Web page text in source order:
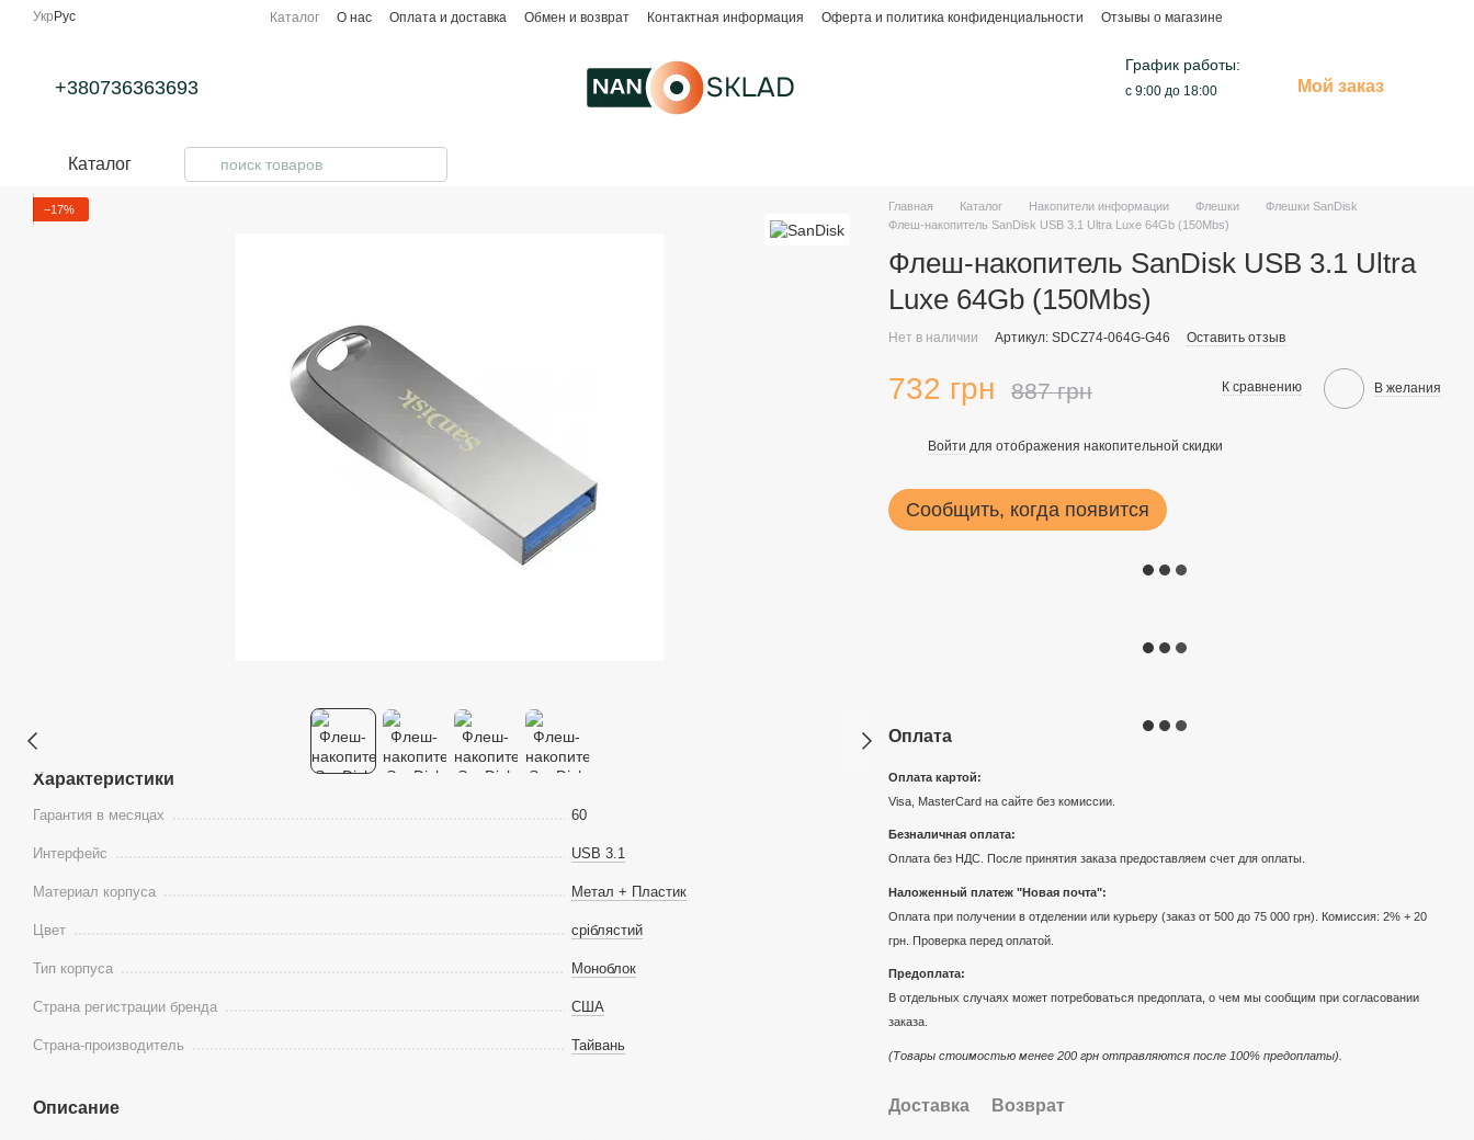
Перейти к основному контенту
Укр Рус Каталог О нас Оплата и доставка Обмен и возврат Контактная информация Оферта и политика конфиденциальности Отзывы о магазине
+380736363693
График работы:
с 9:00 до 18:00 Мой заказ
Каталог
−17%
Характеристики
Гарантия в месяцах 60
Интерфейс USB 3.1
Материал корпуса Метал + Пластик
Цвет сріблястий
Тип корпуса Моноблок
Страна регистрации бренда США
Страна-производитель Тайвань
Описание
Главная Каталог Накопители информации Флешки
Флешки SanDisk
Флеш-накопитель SanDisk USB 3.1 Ultra Luxe 64Gb (150Mbs)
Флеш-накопитель SanDisk USB 3.1 Ultra
Luxe 64Gb (150Mbs)
Нет в наличии Артикул: SDCZ74-064G-G46 Оставить отзыв
732 грн 887 грн К сравнению В желания
Войти для отображения накопительной скидки
Сообщить, когда появится
Оплата
Оплата картой:
Visa, MasterCard на сайте без комиссии.
Безналичная оплата:
Оплата без НДС. После принятия заказа предоставляем счет для оплаты.
Наложенный платеж "Новая почта":
Оплата при получении в отделении или курьеру (заказ от 500 до 75 000 грн). Комиссия: 2% + 20
грн. Проверка перед оплатой.
Предоплата:
В отдельных случаях может потребоваться предоплата, о чем мы сообщим при согласовании
заказа.
(Товары стоимостью менее 200 грн отправляются после 100% предоплаты).
Доставка Возврат